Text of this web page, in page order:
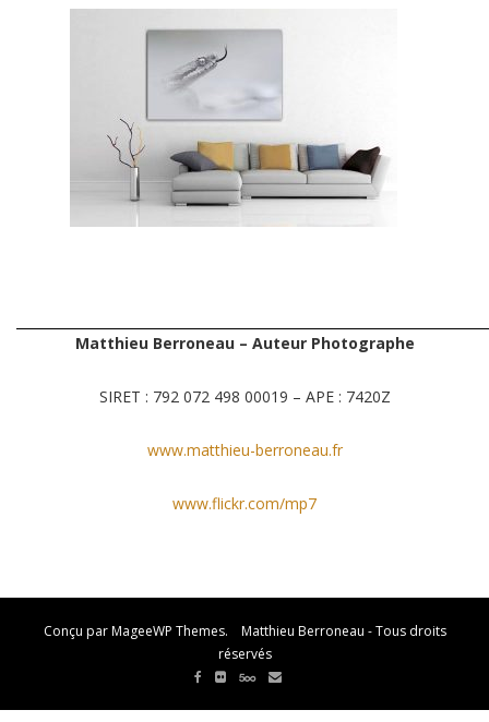
Matthieu Berroneau – Auteur Photographe
SIRET : 792 072 498 00019 – APE : 7420Z
www.matthieu-berroneau.fr
www.flickr.com/mp7
Conçu par MageeWP Themes. Matthieu Berroneau - Tous droits
réservés